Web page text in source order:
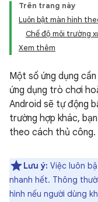
Trên trang này
Luôn bật màn hình
Chế độ môi trường
Xem thêm
Một số ứng dụng
ứng dụng trò chơi
Android sẽ tự động
trường hợp khác,
theo cách thủ công.
Lưu ý: Việc luôn
nhanh hết. Thông
hình nếu người dùng